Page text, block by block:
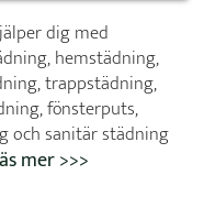
dig med
hemstädning,
trappstädning,
fönsterputs,
och sanitär städning
mer >>>